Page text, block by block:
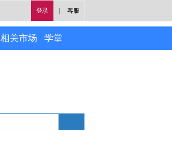
登录 客服
相关市场 学堂